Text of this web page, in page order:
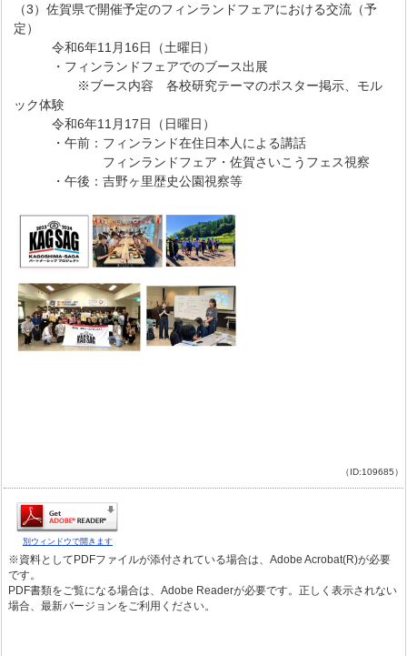
（3）佐賀県で開催予定のフィンランドフェアにおける交流（予
定）
令和6年11月16日（土曜日）
・フィンランドフェアでのブース出展
※ブース内容 各校研究テーマのポスター掲示、モル
ック体験
令和6年11月17日（日曜日）
・午前：フィンランド在住日本人による講話
フィンランドフェア・佐賀さいこうフェス視察
・午後：吉野ヶ里歴史公園視察等
（ID:109685）
別ウィンドウで開きます
※資料としてPDFファイルが添付されている場合は、Adobe Acrobat(R)が必要
です。
PDF書類をご覧になる場合は、Adobe Readerが必要です。正しく表示されない
場合、最新バージョンをご利用ください。